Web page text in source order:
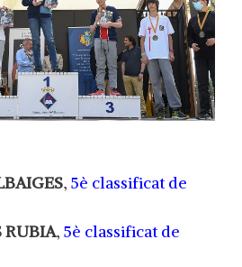
, 5è classificat de
RUBIA, 5è classificat de